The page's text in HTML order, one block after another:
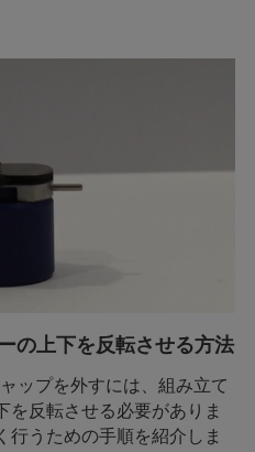
の上下を反転させる方法
ップを外すには、組み立て
を反転させる必要がありま
行うための手順を紹介しま